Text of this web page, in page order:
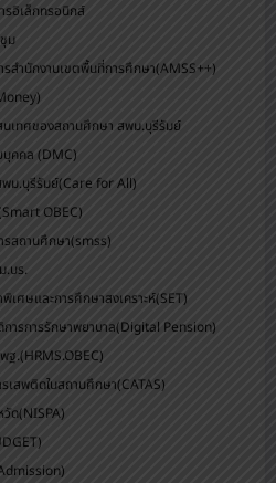
รอิเล็กทรอนิกส์
ม
สำนักงานเขตพื้นที่การศึกษา(AMSS++)
นเทศของสถานศึกษา สพม.บุรีรัมย์
บุคคล (DMC)
พม.บุรีรัมย์(Care for All)
OBEC)
รสถานศึกษา(smss)
.บร.
เศษและการศึกษาสงเคราะห์(SET)
การการรักษาพยาบาล(Digital Pension)
ฐ.(HRMS.OBEC)
เสพติดในสถานศึกษา(CATAS)
ด(NISPA)